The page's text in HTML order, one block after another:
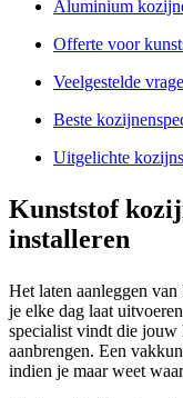
Aluminium
Offerte voor
Veelgestelde
Beste
Uitgelichte
Kunststof
installeren
Het laten aanleggen
je elke dag laat
specialist vindt die jouw
aanbrengen. Een
indien je maar weet